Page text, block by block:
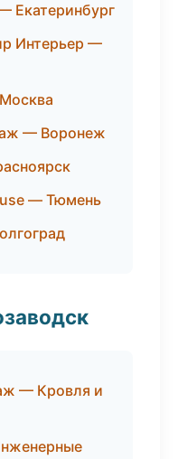
Екатеринбург
Интерьер —
— Воронеж
— Тюмень
— Кровля и